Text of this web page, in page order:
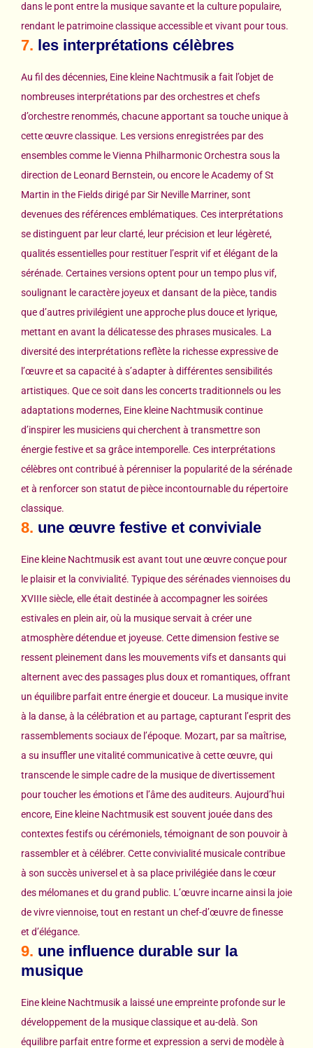
dans le pont entre la musique savante et la culture populaire,
rendant le patrimoine classique accessible et vivant pour tous.
7. les interprétations célèbres
Au fil des décennies, Eine kleine Nachtmusik a fait l’objet de
nombreuses interprétations par des orchestres et chefs
d’orchestre renommés, chacune apportant sa touche unique à
cette œuvre classique. Les versions enregistrées par des
ensembles comme le Vienna Philharmonic Orchestra sous la
direction de Leonard Bernstein, ou encore le Academy of St
Martin in the Fields dirigé par Sir Neville Marriner, sont
devenues des références emblématiques. Ces interprétations
se distinguent par leur clarté, leur précision et leur légèreté,
qualités essentielles pour restituer l’esprit vif et élégant de la
sérénade. Certaines versions optent pour un tempo plus vif,
soulignant le caractère joyeux et dansant de la pièce, tandis
que d’autres privilégient une approche plus douce et lyrique,
mettant en avant la délicatesse des phrases musicales. La
diversité des interprétations reflète la richesse expressive de
l’œuvre et sa capacité à s’adapter à différentes sensibilités
artistiques. Que ce soit dans les concerts traditionnels ou les
adaptations modernes, Eine kleine Nachtmusik continue
d’inspirer les musiciens qui cherchent à transmettre son
énergie festive et sa grâce intemporelle. Ces interprétations
célèbres ont contribué à pérenniser la popularité de la sérénade
et à renforcer son statut de pièce incontournable du répertoire
classique.
8. une œuvre festive et conviviale
Eine kleine Nachtmusik est avant tout une œuvre conçue pour
le plaisir et la convivialité. Typique des sérénades viennoises du
XVIIIe siècle, elle était destinée à accompagner les soirées
estivales en plein air, où la musique servait à créer une
atmosphère détendue et joyeuse. Cette dimension festive se
ressent pleinement dans les mouvements vifs et dansants qui
alternent avec des passages plus doux et romantiques, offrant
un équilibre parfait entre énergie et douceur. La musique invite
à la danse, à la célébration et au partage, capturant l’esprit des
rassemblements sociaux de l’époque. Mozart, par sa maîtrise,
a su insuffler une vitalité communicative à cette œuvre, qui
transcende le simple cadre de la musique de divertissement
pour toucher les émotions et l’âme des auditeurs. Aujourd’hui
encore, Eine kleine Nachtmusik est souvent jouée dans des
contextes festifs ou cérémoniels, témoignant de son pouvoir à
rassembler et à célébrer. Cette convivialité musicale contribue
à son succès universel et à sa place privilégiée dans le cœur
des mélomanes et du grand public. L’œuvre incarne ainsi la joie
de vivre viennoise, tout en restant un chef-d’œuvre de finesse
et d’élégance.
9. une influence durable sur la
musique
Eine kleine Nachtmusik a laissé une empreinte profonde sur le
développement de la musique classique et au-delà. Son
équilibre parfait entre forme et expression a servi de modèle à